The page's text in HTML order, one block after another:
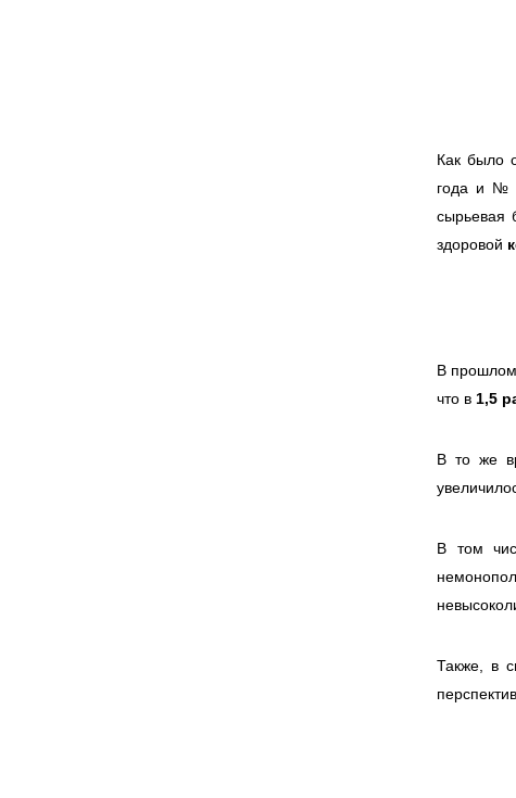
Как было
года и №
сырьевая
здоровой
В прошлом
что в 1,5
В то же
В том
Также, в